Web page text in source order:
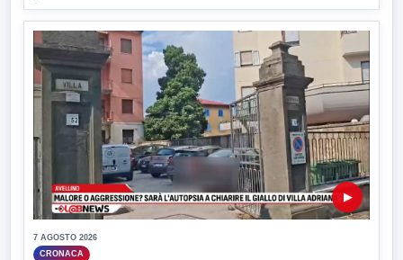
▶
7 AGOSTO 2026
CRONACA